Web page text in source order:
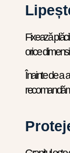
Fixează
orice
Înainte de a